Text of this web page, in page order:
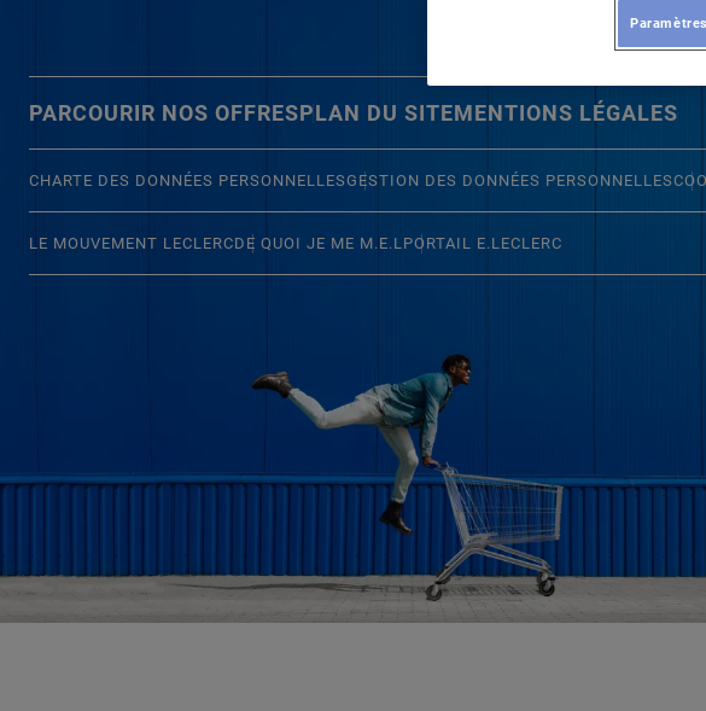
PARCOURIR NOS OFFRESPLAN DU SITEMENTIONS LÉGALES
CHARTE DES DONNÉES PERSONNELLESGESTION DES DONNÉES PERSONNELLES
LE MOUVEMENT LECLERCDE QUOI JE ME M.E.LPORTAIL E.LECLERC